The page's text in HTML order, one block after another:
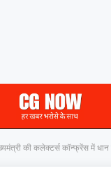
की कलेक्टर्स कॉन्फ्रेंस में धान खरीदी और किसान पंजीयन पर सख्त निर्देश, कहा – किसानों का